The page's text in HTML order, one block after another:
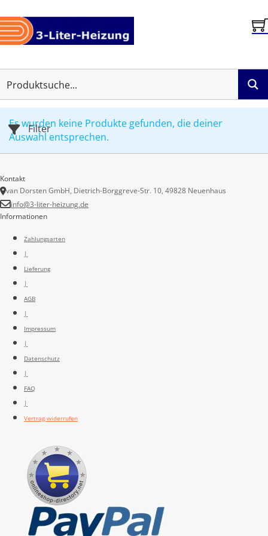
Es wurden keine Produkte gefunden, die deiner
Auswahl entsprechen.
Informationen
Zahlungsarten
|
Lieferung
|
AGB
|
Impressum
|
Datenschutz
|
FAQ
|
Vertrag widerrufen
Kontakt
van Dorsten GmbH, Dietrich-Borggreve-Str. 10, 49828 Neuenhaus
info@3-liter-heizung.de